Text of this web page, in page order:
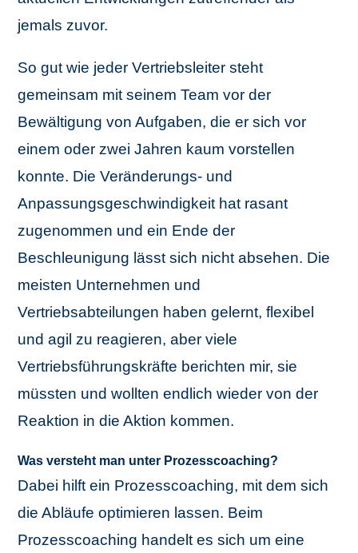
jemals zuvor.
So gut wie jeder Vertriebsleiter steht
gemeinsam mit seinem Team vor der
Bewältigung von Aufgaben, die er sich vor
einem oder zwei Jahren kaum vorstellen
konnte. Die Veränderungs- und
Anpassungsgeschwindigkeit hat rasant
zugenommen und ein Ende der
Beschleunigung lässt sich nicht absehen. Die
meisten Unternehmen und
Vertriebsabteilungen haben gelernt, flexibel
und agil zu reagieren, aber viele
Vertriebsführungskräfte berichten mir, sie
müssten und wollten endlich wieder von der
Reaktion in die Aktion kommen.
Was versteht man unter Prozesscoaching?
Dabei hilft ein Prozesscoaching, mit dem sich
die Abläufe optimieren lassen. Beim
Prozesscoaching handelt es sich um eine